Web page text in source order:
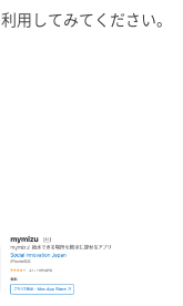
用してみてください。